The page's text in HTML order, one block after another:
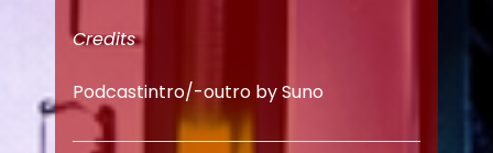
Credits
Podcastintro/-outro by Suno